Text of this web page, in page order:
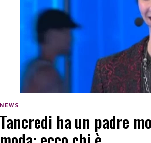
NEWS
Tancredi ha un padre